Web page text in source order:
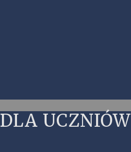
DLA UCZNIÓW